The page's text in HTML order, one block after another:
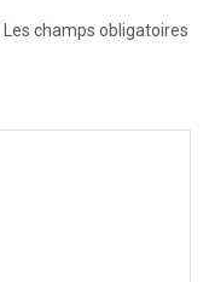
Les champs obligatoires